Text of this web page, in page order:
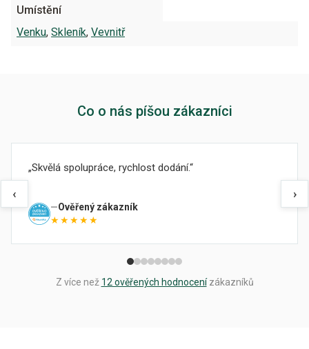
Umístění
Venku, Skleník, Vevnitř
Co o nás píšou zákazníci
‹
Skvělá spolupráce, rychlost dodání.
Ověřený zákazník
★★★★★
›
Z více než 12 ověřených hodnocenízákazníků